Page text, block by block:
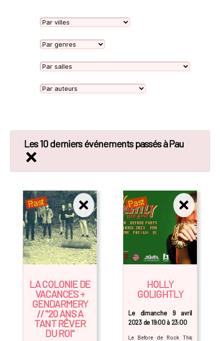
Les 10 derniers événements passés à Pau
LA COLONIE DE
VACANCES +
GENDARMERY
// "20 ANS A
TANT RÊVER
DU ROI"
Past
HOLLY
GOLIGHTLY
Le dimanche 9 avril
2023 de 19:00 à 23:00
Le Before de Rock This
Past